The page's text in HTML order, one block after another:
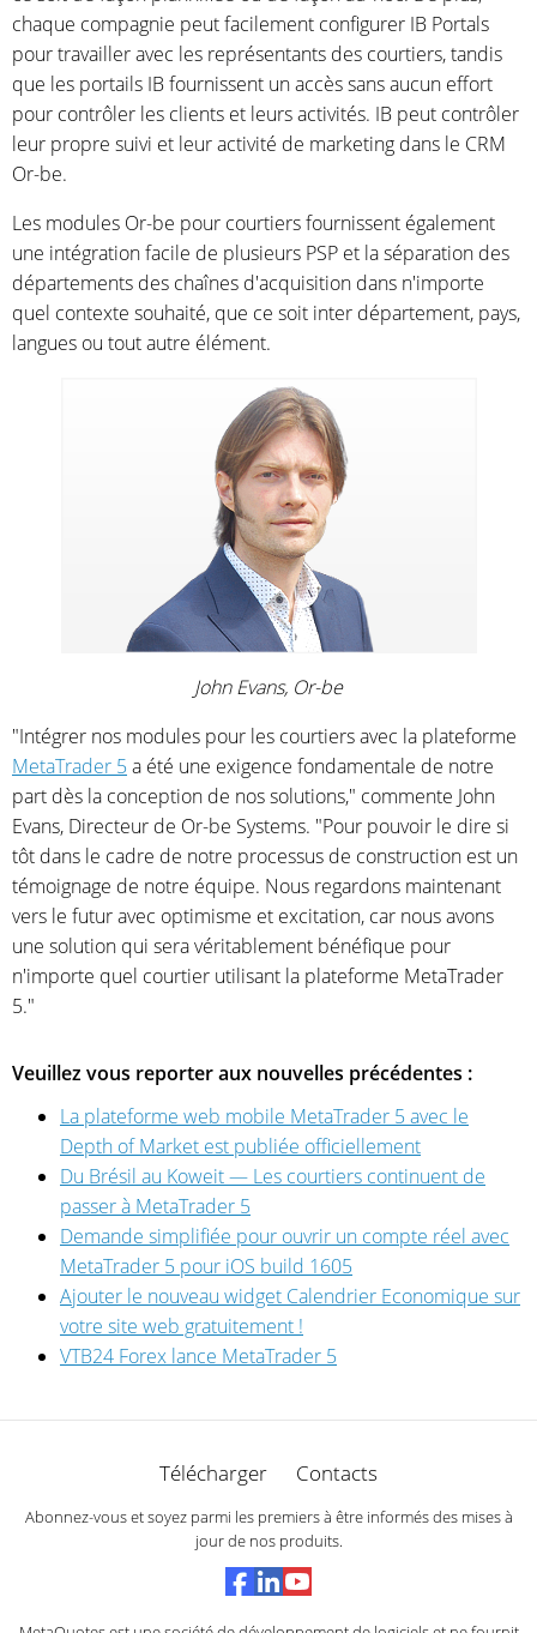
chaque compagnie peut facilement configurer IB Portals
pour travailler avec les représentants des courtiers, tandis
que les portails IB fournissent un accès sans aucun effort
pour contrôler les clients et leurs activités. IB peut contrôler
leur propre suivi et leur activité de marketing dans le CRM
Or-be.
Les modules Or-be pour courtiers fournissent également
une intégration facile de plusieurs PSP et la séparation des
départements des chaînes d'acquisition dans n'importe
quel contexte souhaité, que ce soit inter département, pays,
langues ou tout autre élément.
John Evans, Or-be
"Intégrer nos modules pour les courtiers avec la plateforme
MetaTrader 5 a été une exigence fondamentale de notre
part dès la conception de nos solutions," commente John
Evans, Directeur de Or-be Systems. "Pour pouvoir le dire si
tôt dans le cadre de notre processus de construction est un
témoignage de notre équipe. Nous regardons maintenant
vers le futur avec optimisme et excitation, car nous avons
une solution qui sera véritablement bénéfique pour
n'importe quel courtier utilisant la plateforme MetaTrader
5."
Veuillez vous reporter aux nouvelles précédentes :
La plateforme web mobile MetaTrader 5 avec le
Depth of Market est publiée officiellement
Du Brésil au Koweit — Les courtiers continuent de
passer à MetaTrader 5
Demande simplifiée pour ouvrir un compte réel avec
MetaTrader 5 pour iOS build 1605
Ajouter le nouveau widget Calendrier Economique sur
votre site web gratuitement !
VTB24 Forex lance MetaTrader 5
Télécharger Contacts
Abonnez-vous et soyez parmi les premiers à être informés des mises à
jour de nos produits.